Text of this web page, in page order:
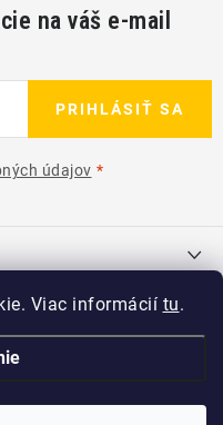
Viac informácií tu.
na váš e-mail
údajov
PRIHLÁSIŤ SA